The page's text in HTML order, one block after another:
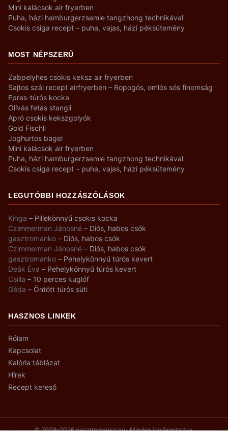
Mini kalácsok air fryerben
Puha, házi hamburgerzsemle tangzhong technikával
Csokis csiga recept – puha, vajas, házi péksütemény
MOST NÉPSZERŰ
Zabpelyhes csokis keksz air fryerben
Sajtos szál recept airfryerben – Ropogós, omlós sós finomság
Epres-túrós kocka
Olívás fetás stangli
Apró csokis kekszgolyók
Gold Fischli
Joghurtos bagel
Mini kalácsok air fryerben
Puha, házi hamburgerzsemle tangzhong technikával
Csokis csiga recept – puha, vajas, házi péksütemény
LEGUTÓBBI HOZZÁSZÓLÁSOK
Kinga – Pillekönnyű csokis kocka
Czimmerman Jánosné – Diós, habos csók
gasztromanko – Diós, habos csók
Czimmerman Jánosné – Diós, habos csók
gasztromanko – Pehelykönnyű túrós kevert
Deák Éva – Pehelykönnyű túrós kevert
Csilla – 10 perces kuglóf
Géda – Öntött túrós süti
HASZNOS LINKEK
Rólam
Kapcsolat
Kalória táblázat
Hírek
Recept kereső
© 2008–2026 gasztromanko.hu · Minden jog fenntartva.